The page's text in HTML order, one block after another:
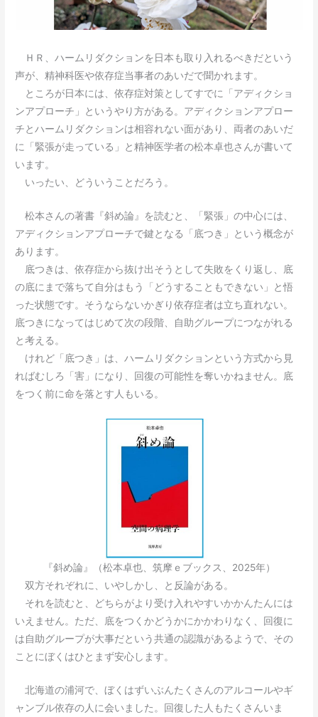
ＨＲ、ハームリダクションを日本も取り入れるべきだという
声が、精神科医や依存症当事者のあいだで聞かれます。
ところが日本には、依存症対策としてすでに「アディクショ
ンアプローチ」というやり方がある。アディクションアプロー
チとハームリダクションは相容れない面があり、両者のあいだ
に「緊張が走っている」と精神医学者の松本卓也さんが書いて
います。
いったい、どういうことだろう。
松本さんの著書『斜め論』を読むと、「緊張」の中心には、
アディクションアプローチで鍵となる「底つき」という概念が
あります。
底つきは、依存症から抜け出そうとして失敗をくり返し、底
の底にまで落ちて自分はもう「どうすることもできない」と悟
った状態です。そうならないかぎり依存症者は立ち直れない。
底つきになってはじめて次の段階、自助グループにつながれる
と考える。
けれど「底つき」は、ハームリダクションという方式から見
ればむしろ「害」になり、回復の可能性を奪いかねません。底
をつく前に命を落とす人もいる。
『斜め論』（松本卓也、筑摩ｅブックス、2025年）
双方それぞれに、いやしかし、と反論がある。
それを読むと、どちらがより受け入れやすいかかんたんには
いえません。ただ、底をつくかどうかにかかわりなく、回復に
は自助グループが大事だという共通の認識があるようで、その
ことにぼくはひとまず安心します。
北海道の浦河で、ぼくはずいぶんたくさんのアルコールやギ
ャンブル依存の人に会いました。回復した人もたくさんいま